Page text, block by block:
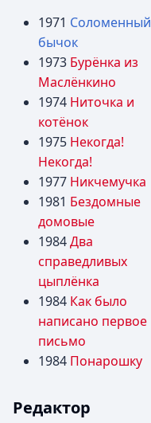
1971 Соломенный
бычок
1973 Бурёнка из
Маслёнкино
1974 Ниточка и
котёнок
1975 Некогда!
Некогда!
1977 Никчемучка
1981 Бездомные
домовые
1984Два
справедливых
цыплёнка
1984 Как было
написано первое
письмо
1984 Понарошку
Редактор